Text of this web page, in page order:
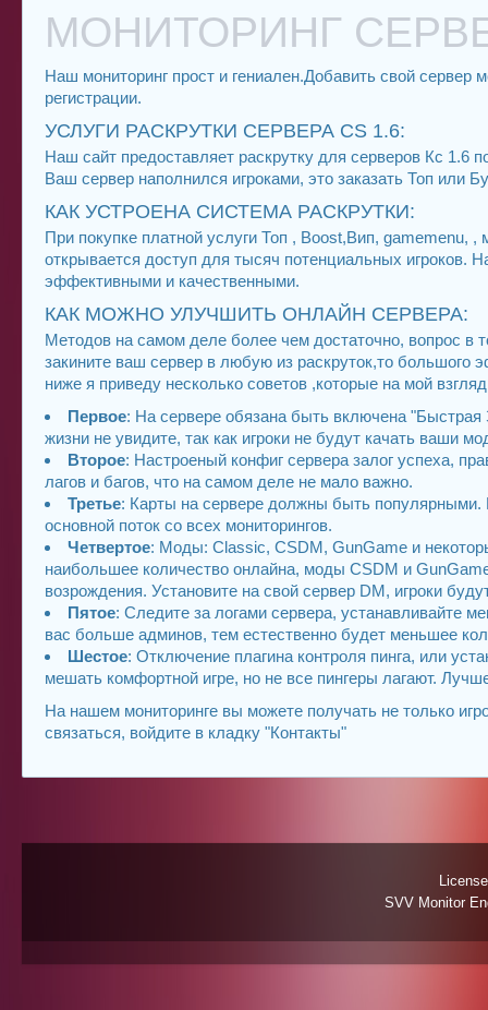
МОНИТОРИНГ
Наш мониторинг прост и гениален.Добавить свой
регистрации.
УСЛУГИ РАСКРУТКИ СЕРВЕРА CS 1.6:
Наш сайт предоставляет раскрутку для серверов Кс
Ваш сервер наполнился игроками, это заказать Топ или
КАК УСТРОЕНА СИСТЕМА РАСКРУТКИ:
При покупке платной услуги Топ , Boost,Вип,
открывается доступ для тысяч потенциальных
эффективными и качественными.
КАК МОЖНО УЛУЧШИТЬ ОНЛАЙН СЕРВЕРА:
Методов на самом деле более чем достаточно, вопрос в
закините ваш сервер в любую из раскруток,то большого
ниже я приведу несколько советов ,которые на мой
Первое: На сервере обязана быть включена "Быстрая
жизни не увидите, так как игроки не будут качать ваши
Второе: Настроеный конфиг сервера залог успеха,
лагов и багов, что на самом деле не мало важно.
Третье: Карты на сервере должны быть популярными.
основной поток со всех мониторингов.
Четвертое: Моды: Classic, CSDM, GunGame и
наибольшее количество онлайна, моды CSDM и
возрождения. Установите на свой сервер DM, игроки
Пятое: Следите за логами сервера, устанавливайте
вас больше админов, тем естественно будет меньшее
Шестое: Отключение плагина контроля пинга, или
мешать комфортной игре, но не все пингеры лагают.
На нашем мониторинге вы можете получать не только
связаться, войдите в кладку "Контакты"
SVV Monitor